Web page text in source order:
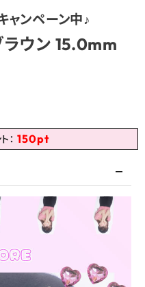
ャンペーン中♪
ラウン 15.0mm
： 150pt